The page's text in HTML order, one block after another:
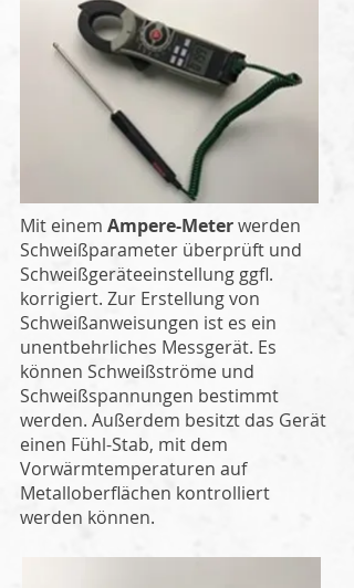
Mit einem Ampere-Meterwerden
Schweißparameter überprüft und
Schweißgeräteeinstellung ggfl.
korrigiert. Zur Erstellung von
Schweißanweisungen ist es ein
unentbehrliches Messgerät. Es
können Schweißströme und
Schweißspannungen bestimmt
werden. Außerdem besitzt das Gerät
einen Fühl-Stab, mit dem
Vorwärmtemperaturen auf
Metalloberflächen kontrolliert
werden können.